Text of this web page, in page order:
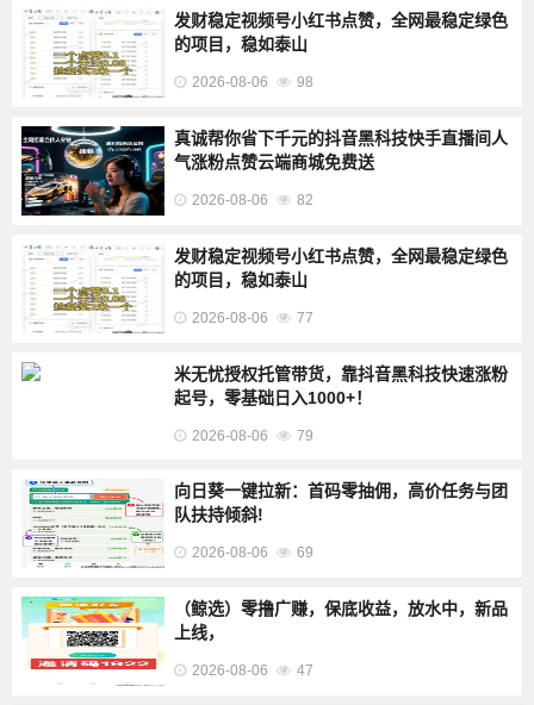
发财稳定视频号小红书点赞，全网最稳定绿色
的项目，稳如泰山
2026-08-06 98
真诚帮你省下千元的抖音黑科技快手直播间人
气涨粉点赞云端商城免费送
2026-08-06 82
发财稳定视频号小红书点赞，全网最稳定绿色
的项目，稳如泰山
2026-08-06 77
米无忧授权托管带货，靠抖音黑科技快速涨粉
起号，零基础日入1000+！
2026-08-06 79
向日葵一键拉新：首码零抽佣，高价任务与团
队扶持倾斜!
2026-08-06 69
（鲸选）零撸广赚，保底收益，放水中，新品
上线，
2026-08-06 47